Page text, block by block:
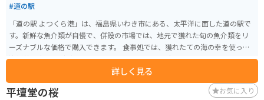
#道の駅
「道の駅 よつくら港」は、福島県いわき市にある、太平洋に面した道の駅で
す。新鮮な魚介類が自慢で、併設の市場では、地元で獲れた旬の魚介類をリ
ーズナブルな価格で購入できます。 食事処では、獲れたての海の幸を使った
海鮮丼や定食などが味わえます。おすすめは、マグロやサーモン、イクラな
ど、その日獲れた新鮮な魚介をたっぷり使った「四倉海鮮丼」です。 また、
道の駅の目の前には、太平洋を一望できる「四倉海岸」が広がっています。
青い海と白い砂浜のコントラストが美しく、サーフィンスポットとしても人
詳しく見る
平壇堂の桜 お気に入り